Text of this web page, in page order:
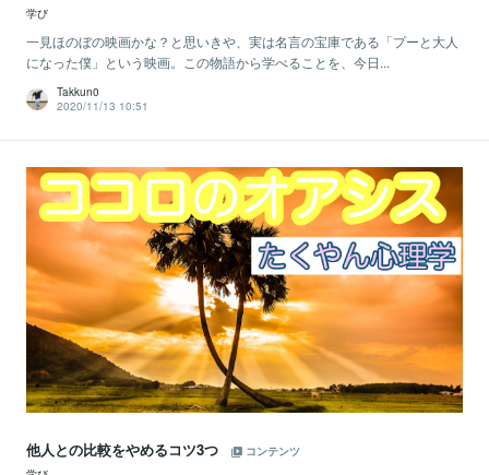
学び
一見ほのぼの映画かな？と思いきや、実は名言の宝庫である「プーと大人
になった僕」という映画。この物語から学べることを、今日...
Takkun0
2020/11/13 10:51
他人との比較をやめるコツ3つ
コンテンツ